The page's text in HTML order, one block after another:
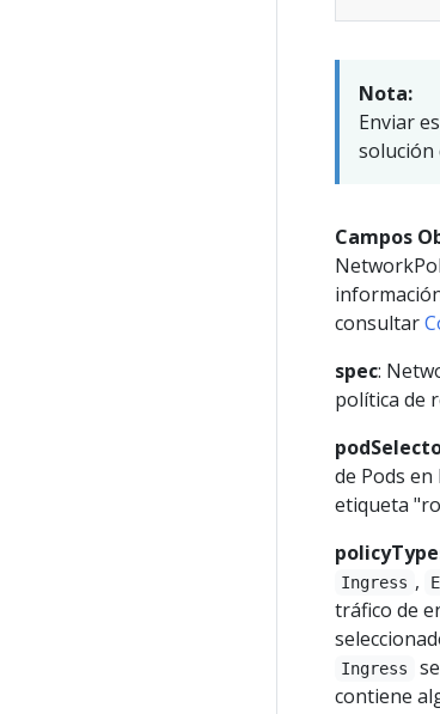
Nota:
Enviar
solución
Campos
consultar
spec:
política de
de Pods
etiqueta
Ingress ,
tráfico de
Ingress
contiene